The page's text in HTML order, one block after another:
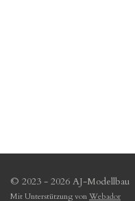
© 2023 - 2026 AJ-Modellbau
Mit Unterstützung vonWebador